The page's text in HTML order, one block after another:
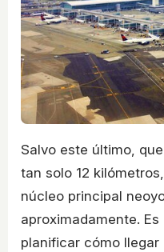
Salvo este último,
tan solo 12
núcleo principal
aproximadamente.
planificar cómo